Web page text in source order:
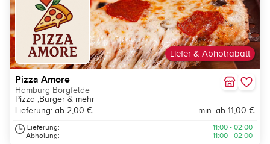
Liefer & Abholrabatt
Pizza Amore
Hamburg Borgfelde
Pizza ,Burger & mehr
Lieferung: ab 2,00 €
min. ab 11,00 €
Lieferung:
Abholung:
11:00 - 02:00
11:00 - 02:00